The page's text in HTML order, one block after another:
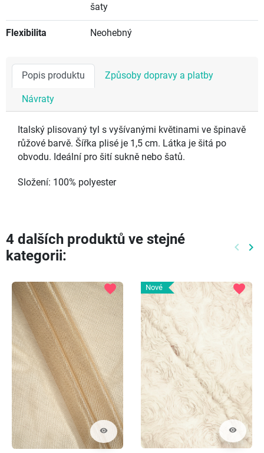
šaty
Flexibilita Neohebný
Popis produktu Způsoby dopravy a platby
Návraty
Italský plisovaný tyl s vyšívanými květinami ve špinavě
růžové barvě. Šířka plisé je 1,5 cm. Látka je šitá po
obvodu. Ideální pro šití sukně nebo šatů.
Složení: 100% polyester
4 dalších produktů ve stejné
kategorii:
keyboard_arrow_left keyboard_arrow_right
visibility
favorite Nové
visibility
favorite